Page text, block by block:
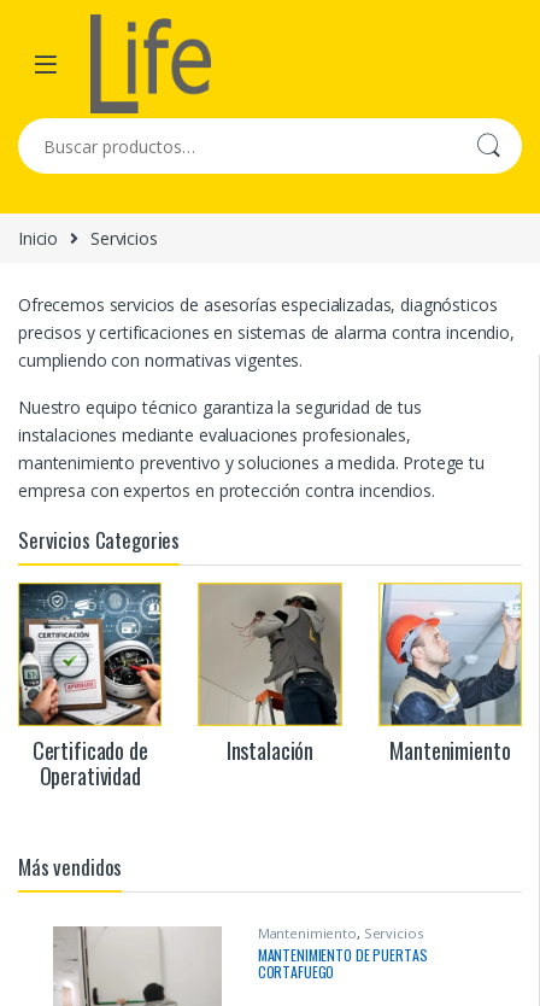
Skip to navigation
Skip to content
Buscar por:
Inicio Servicios
Ofrecemos servicios de asesorías especializadas, diagnósticos
precisos y certificaciones en sistemas de alarma contra incendio,
cumpliendo con normativas vigentes.
Nuestro equipo técnico garantiza la seguridad de tus
instalaciones mediante evaluaciones profesionales,
mantenimiento preventivo y soluciones a medida. Protege tu
empresa con expertos en protección contra incendios.
Servicios Categories
Certificado de
Operatividad
Instalación Mantenimiento
Más vendidos
Mantenimiento, Servicios
MANTENIMIENTO DE PUERTAS
CORTAFUEGO